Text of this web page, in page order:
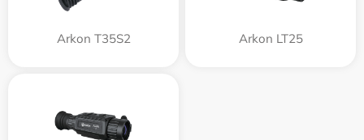
Arkon T35S2 Arkon LT25